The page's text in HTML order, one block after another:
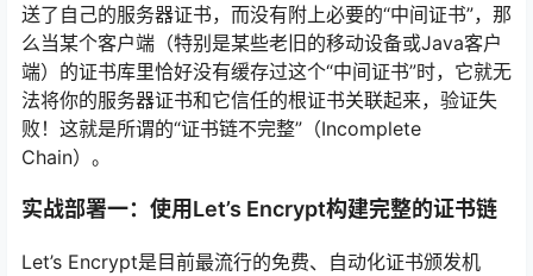
送了自己的服务器证书，而没有附上必要的“中间证书”，那
么当某个客户端（特别是某些老旧的移动设备或Java客户
端）的证书库里恰好没有缓存过这个“中间证书”时，它就无
法将你的服务器证书和它信任的根证书关联起来，验证失
败！这就是所谓的“证书链不完整”（Incomplete
Chain）。
实战部署一：使用Let’s Encrypt构建完整的证书链
Let’s Encrypt是目前最流行的免费、自动化证书颁发机